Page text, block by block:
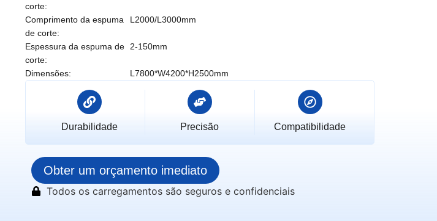
corte:
Comprimento da espuma
de corte:
L2000/L3000mm
Espessura da espuma de
corte:
2-150mm
Dimensões: L7800*W4200*H2500mm
Durabilidade Precisão Compatibilidade
Obter um orçamento imediato
Todos os carregamentos são seguros e confidenciais